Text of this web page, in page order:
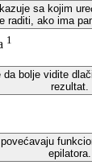
sa kojim
raditi, ako ima
1
bolje vidite
rezultat.
epilatora.